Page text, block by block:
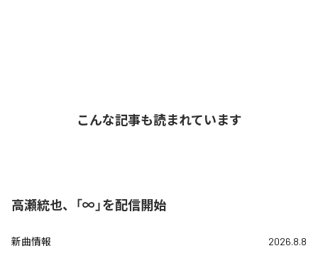
こんな記事も読まれています
高瀬統也、「∞」を配信開始
新曲情報 2026.8.8